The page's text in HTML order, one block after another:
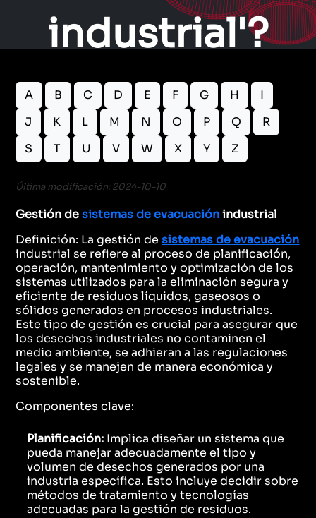
industrial'?
A B C D E F G H
I
J
K L M N O P Q
R
S
T U V W X Y Z
Última modificación: 2024-10-10
Gestión desistemas de evacuaciónindustrial
Definición: La gestión desistemas de evacuación
industrial se refiere al proceso de planificación,
operación, mantenimiento y optimización de los
sistemas utilizados para la eliminación segura y
eficiente de residuos líquidos, gaseosos o
sólidos generados en procesos industriales.
Este tipo de gestión es crucial para asegurar que
los desechos industriales no contaminen el
medio ambiente, se adhieran a las regulaciones
legales y se manejen de manera económica y
sostenible.
Componentes clave:
Planificación: Implica diseñar un sistema que
pueda manejar adecuadamente el tipo y
volumen de desechos generados por una
industria específica. Esto incluye decidir sobre
métodos de tratamiento y tecnologías
adecuadas para la gestión de residuos.